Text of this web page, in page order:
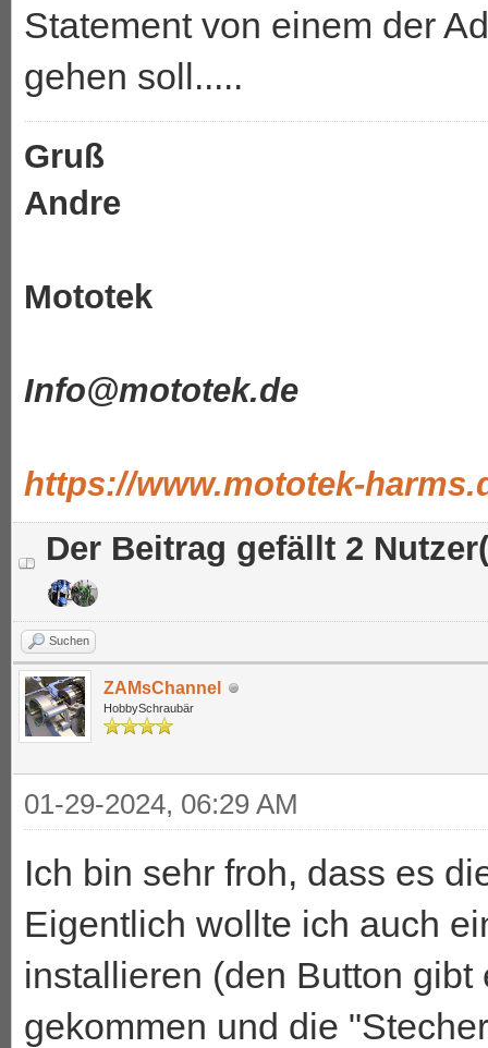
Statement von einem der
gehen soll.....
Gruß
Andre
Mototek
Info@mototek.de
https://www.mototek-
Der Beitrag gefällt 2
Suchen
ZAMsChannel
HobbySchraubär
01-29-2024, 06:29 AM
Ich bin sehr froh, dass es
Eigentlich wollte ich auch
installieren (den Button
gekommen und die